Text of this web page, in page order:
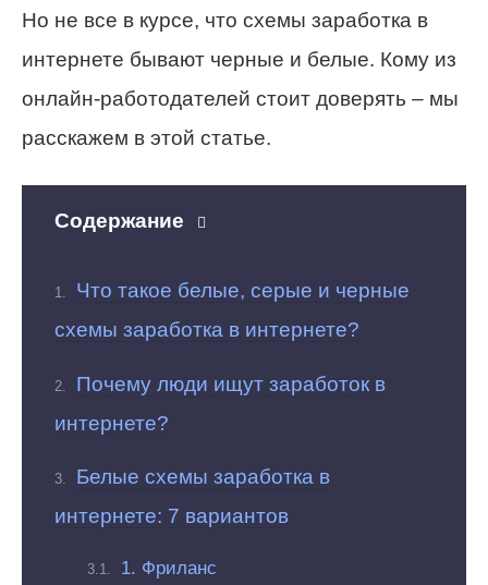
Но не все в курсе, что схемы заработка в
интернете бывают черные и белые. Кому из
онлайн-работодателей стоит доверять – мы
расскажем в этой статье.
Содержание
Что такое белые, серые и черные
схемы заработка в интернете?
Почему люди ищут заработок в
интернете?
Белые схемы заработка в
интернете: 7 вариантов
1. Фриланс